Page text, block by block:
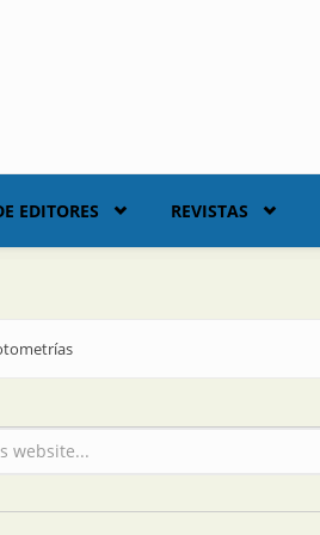
EDITORES REVISTAS
de búsqueda